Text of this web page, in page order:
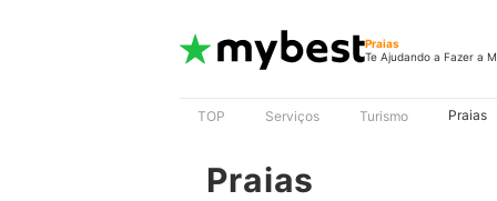
Praias
Te Ajudando a Fazer a
TOP Serviços Turismo Praias
Praias